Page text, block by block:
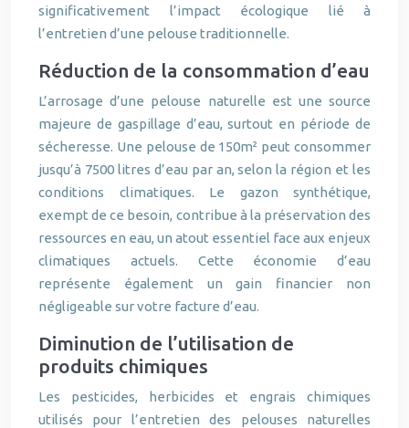
significativement l’impact écologique lié à
l’entretien d’une pelouse traditionnelle.
Réduction de la consommation d’eau
L’arrosage d’une pelouse naturelle est une source
majeure de gaspillage d’eau, surtout en période de
sécheresse. Une pelouse de 150m² peut consommer
jusqu’à 7500 litres d’eau par an, selon la région et les
conditions climatiques. Le gazon synthétique,
exempt de ce besoin, contribue à la préservation des
ressources en eau, un atout essentiel face aux enjeux
climatiques actuels. Cette économie d’eau
représente également un gain financier non
négligeable sur votre facture d’eau.
Diminution de l’utilisation de
produits chimiques
Les pesticides, herbicides et engrais chimiques
utilisés pour l’entretien des pelouses naturelles